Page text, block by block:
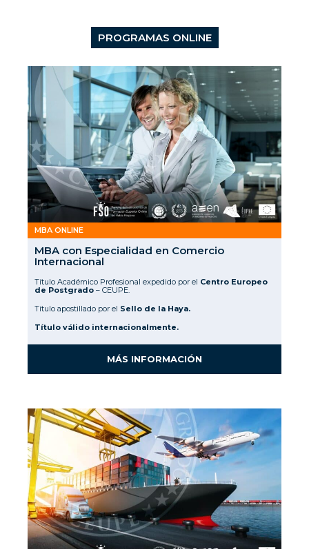
PROGRAMAS ONLINE
MBA ONLINE
MBA con Especialidad en Comercio
Internacional
Título Académico Profesional expedido por el Centro Europeo
de Postgrado – CEUPE.
Título apostillado por el Sello de la Haya.
Título válido internacionalmente.
MÁS INFORMACIÓN